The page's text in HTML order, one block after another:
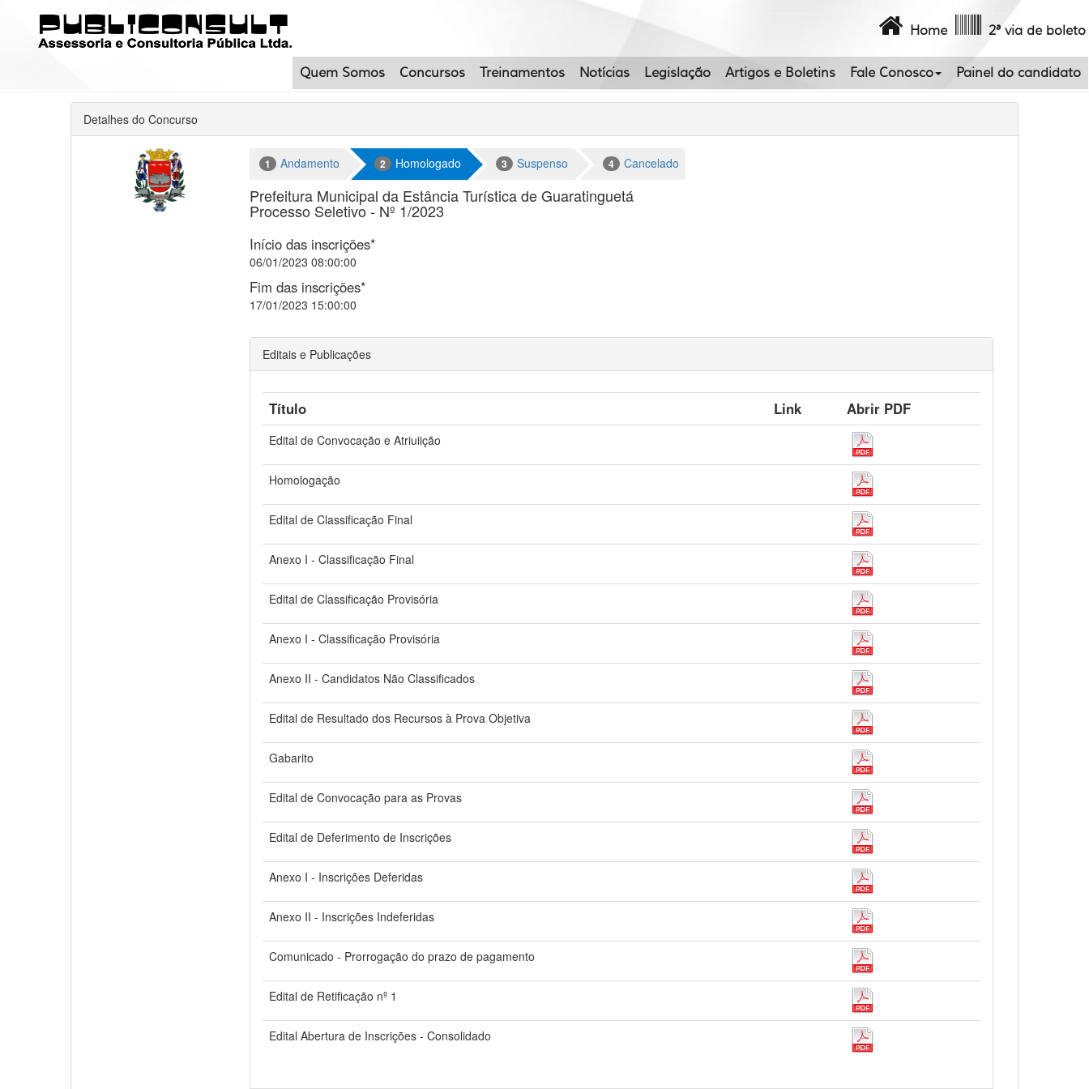
2ª via de boleto
Home
Quem Somos Concursos Treinamentos Notícias Legislação Artigos e Boletins Fale Conosco Painel do candidato
Detalhes do Concurso
1 Andamento 2 Homologado 3 Suspenso 4 Cancelado
Prefeitura Municipal da Estância Turística de Guaratinguetá
Processo Seletivo - Nº 1/2023
Início das inscrições*
06/01/2023 08:00:00
Fim das inscrições*
17/01/2023 15:00:00
Editais e Publicações
Título Link Abrir PDF
Edital de Convocação e Atriuiição
Homologação
Edital de Classificação Final
Anexo I - Classificação Final
Edital de Classificação Provisória
Anexo I - Classificação Provisória
Anexo II - Candidatos Não Classificados
Edital de Resultado dos Recursos à Prova Objetiva
Gabarito
Edital de Convocação para as Provas
Edital de Deferimento de Inscrições
Anexo I - Inscrições Deferidas
Anexo II - Inscrições Indeferidas
Comunicado - Prorrogação do prazo de pagamento
Edital de Retificação nº 1
Edital Abertura de Inscrições - Consolidado